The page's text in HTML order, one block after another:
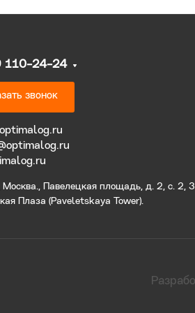
110-24-24
звонок
Павелецкая площадь, д. 2, с. 2,
Плаза (Paveletskaya Tower).